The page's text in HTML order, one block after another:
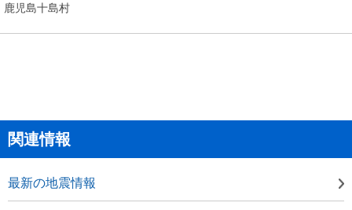
鹿児島十島村
関連情報
最新の地震情報